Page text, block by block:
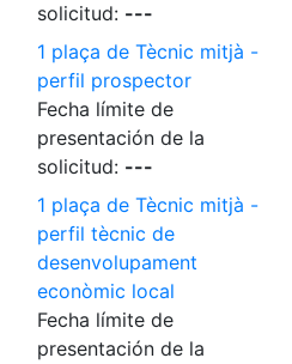
solicitud: ---
1 plaça de Tècnic mitjà -
perfil prospector
Fecha límite de
presentación de la
solicitud: ---
1 plaça de Tècnic mitjà -
perfil tècnic de
desenvolupament
econòmic local
Fecha límite de
presentación de la